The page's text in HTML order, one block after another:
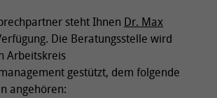
steht Ihnen Dr. Max
Die Beratungsstelle wird
Arbeitskreis
gestützt, dem folgende
angehören: